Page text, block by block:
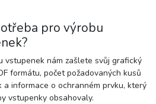
pro výrobu
vstupenek nám zašlete svůj grafický
formátu, počet požadovaných kusů
a informace o ochranném prvku, který
vstupenky obsahovaly.